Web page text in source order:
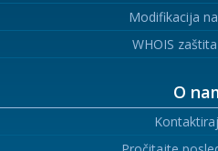
Modifikacija
WHOIS
O